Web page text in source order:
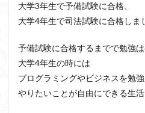
大学3年生で予備試験に合格、
大学4年生で司法試験に合格しま
予備試験に合格するまでで勉強は
大学4年生の時には
プログラミングやビジネスを勉強
やりたいことが自由にできる生